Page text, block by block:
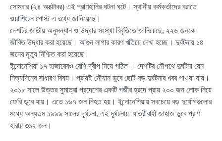
সোমবার (২৪ অক্টোবর) এই প্রাণহানির ঘটনা ঘটে। স্থানীয় কর্মকর্তাদের বরাতে
ওয়াশিংটন পোস্ট এ তথ্য জানিয়েছে।
দেশটির জাতীয় অনুসন্ধান ও উদ্ধার সংস্থা বিবৃতিতে জানিয়েছে, ২২৬ জনকে
জীবিত উদ্ধার করা হয়েছে। আগুন লাগার কারণ খতিয়ে দেখা হচ্ছে। দুর্ঘটনায় ১৪
জনের মৃত্যু নিশ্চিত করা হয়েছে।
ইন্দোনেশিয়া ১৭ হাজারেরও বেশি দ্বীপ নিয়ে গঠিত । দেশটির নৌপথে দুর্ঘটনা যেন
নিত্যদিনের সাধারণ বিষয়। প্রায়ই নৌযান ডুবে ছোট-বড় দুর্ঘটনার খবর পাওয়া যায়।
২০১৮ সালে উত্তর সুমাত্রা প্রদেশের একটি গভীর হ্রদে প্রায় ২০০ জন লোক নিয়ে
ফেরি ডুবে যায়। এতে ১৬৭ জন নিহত হয়। ইন্দোনেশিয়ায় সবচেয়ে বড় দুর্যোগগুলোর
মধ্যে অন্যতম ১৯৯৯ সালের দূর্ঘটনা, এই দূর্ঘটনায় যাত্রীবাহী জাহাজ ডুবে প্রাণ
হারায় ৩১২ জন।